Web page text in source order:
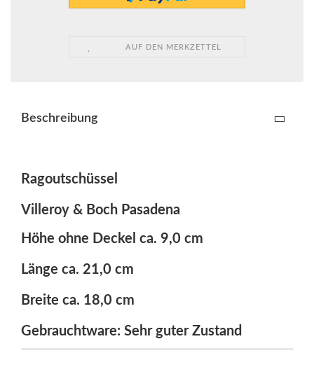
AUF DEN MERKZETTEL
Beschreibung
Ragoutschüssel
Villeroy & Boch Pasadena
Höhe ohne Deckel ca. 9,0 cm
Länge ca. 21,0 cm
Breite ca. 18,0 cm
Gebrauchtware: Sehr guter Zustand